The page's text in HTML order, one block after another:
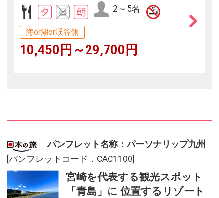
2～5名
海or湖or渓谷側
10,450円～29,700円
パンフレット名称：パーソナリップ九州
[パンフレットコード：CAC1100]
宮崎を代表する観光スポット
「青島」に 位置するリゾート